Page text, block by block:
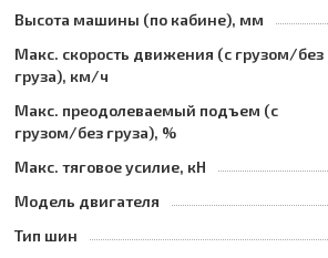
Высота машины (по кабине), мм
Макс. скорость движения (с грузом/без
груза), км/ч
Макс. преодолеваемый подъем (с
грузом/без груза), %
Макс. тяговое усилие, кН
Модель двигателя
Тип шин